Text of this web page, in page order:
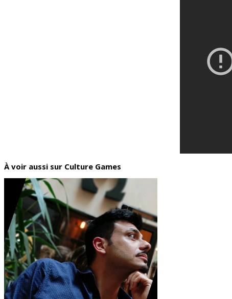
À voir aussi sur Culture Games